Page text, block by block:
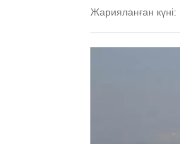
Жарияланған күні: